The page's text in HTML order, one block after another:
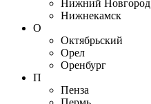
Нижний Новгород
Нижнекамск
О
Октябрьский
Орел
Оренбург
П
Пенза